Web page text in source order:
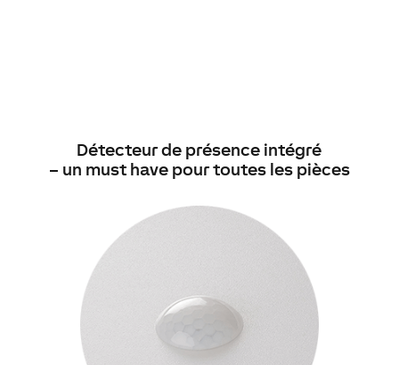
Détecteur de présence intégré
– un must have pour toutes les pièces